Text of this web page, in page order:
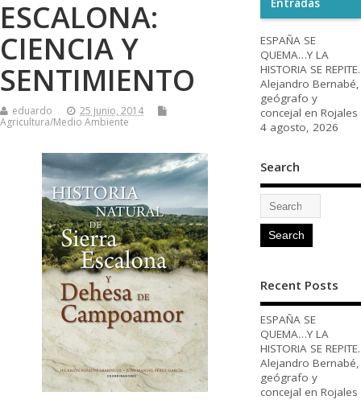
ESCALONA:
CIENCIA Y
SENTIMIENTO
eduardo
25 junio, 2014
Agricultura/Medio Ambiente
Entradas
ESPAÑA SE
QUEMA…Y LA
HISTORIA SE REPITE.
Alejandro Bernabé,
geógrafo y
concejal en Rojales
4 agosto, 2026
Search
Recent Posts
ESPAÑA SE
QUEMA…Y LA
HISTORIA SE REPITE.
Alejandro Bernabé,
geógrafo y
concejal en Rojales